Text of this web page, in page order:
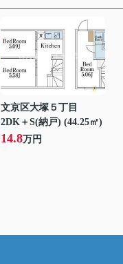
文京区大塚５丁目
2DK＋S(納戸) (44.25㎡)
14.8万円